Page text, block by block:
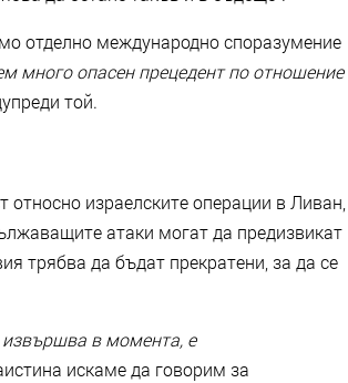
отделно международно споразумение
много опасен прецедент по отношение
той.
израелските операции в Ливан,
атаки могат да предизвикат
трябва да бъдат прекратени, за да се
извършва в момента, е
искаме да говорим за